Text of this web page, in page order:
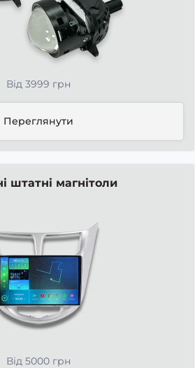
Від 3999 грн
Переглянути
штатні магнітоли
Від 5000 грн